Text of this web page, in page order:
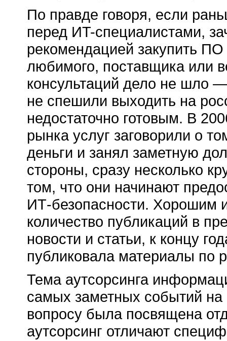
По правде говоря, если
перед ИT-специалистами,
рекомендацией закупить ПО
любимого, поставщика или
консультаций дело не шло
не спешили выходить на
недостаточно готовым. В
рынка услуг заговорили о
деньги и занял заметную
стороны, сразу несколько
том, что они начинают
ИТ-безопасности. Хорошим
количество публикаций в
новости и статьи, к концу
публиковала материалы по
Тема аутсорсинга
самых заметных событий
вопросу была посвящена
аутсорсинг отличают